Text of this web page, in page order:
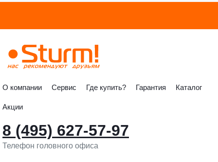
О компании Сервис Где купить? Гарантия Каталог
Акции
8 (495) 627-57-97
Телефон головного офиса